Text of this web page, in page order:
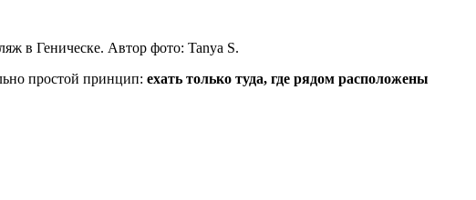
в Геническе. Автор фото: Tanya S.
простой принцип: ехать только туда, где рядом расположены